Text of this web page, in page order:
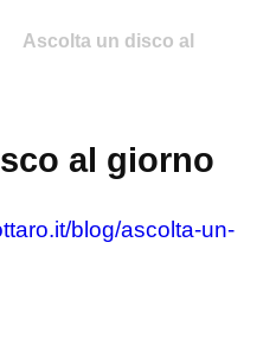
Ascolta un disco al
al giorno
blog/ascolta-un-